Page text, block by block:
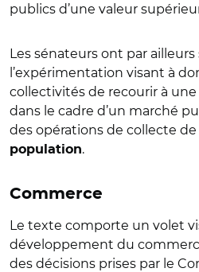
publics d’une valeur
Les sénateurs ont par
l’expérimentation visant à
collectivités de recourir à
dans le cadre d’un marché
des opérations de collecte de
population.
Commerce
Le texte comporte un volet
développement du
des décisions prises par le